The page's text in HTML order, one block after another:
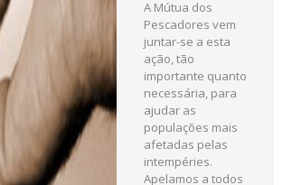
A Mútua dos
Pescadores vem
juntar-se a esta
ação, tão
importante quanto
necessária, para
ajudar as
populações mais
afetadas pelas
intempéries.
Apelamos a todos